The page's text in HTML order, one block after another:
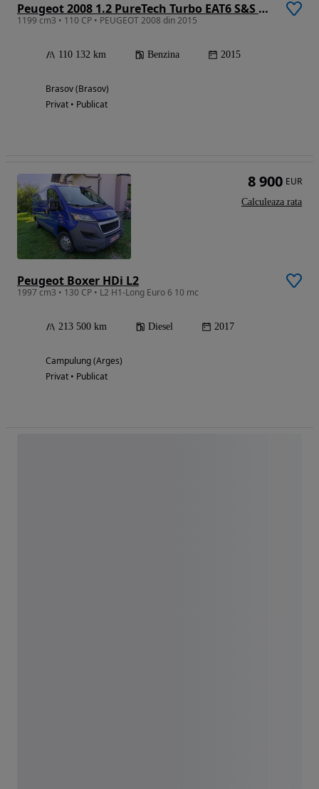
Peugeot 2008 1.2 PureTech Turbo EAT6 S&S Active
1199 cm3 • 110 CP • PEUGEOT 2008 din 2015
110 132 km Benzina 2015
Brasov (Brasov)
Privat • Publicat
Peugeot Boxer HDi L2
1997 cm3 • 130 CP • L2 H1-Long Euro 6 10 mc
213 500 km Diesel 2017
Campulung (Arges)
Privat • Publicat
8 900 EUR
Calculeaza rata